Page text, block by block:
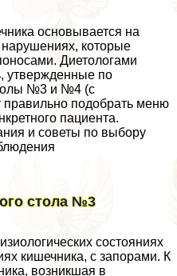
основывается на
которые
Диетологами
утвержденные по
№3 и №4 (с
подобрать меню
пациента.
и советы по выбору
стола №3
состояниях
кишечника, с запорами. К
возникшая в